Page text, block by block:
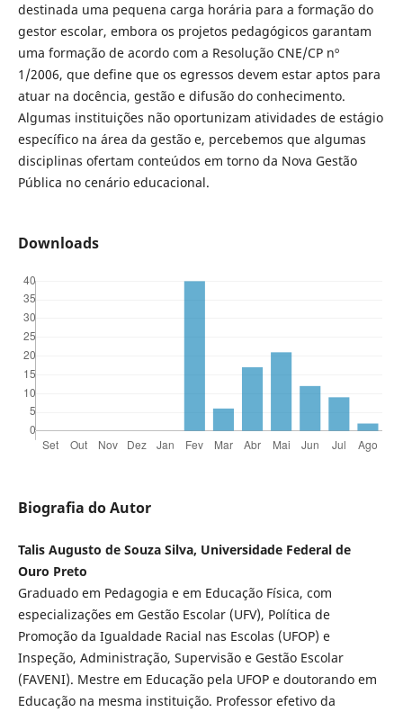
destinada uma pequena carga horária para a formação do
gestor escolar, embora os projetos pedagógicos garantam
uma formação de acordo com a Resolução CNE/CP nº
1/2006, que define que os egressos devem estar aptos para
atuar na docência, gestão e difusão do conhecimento.
Algumas instituições não oportunizam atividades de estágio
específico na área da gestão e, percebemos que algumas
disciplinas ofertam conteúdos em torno da Nova Gestão
Pública no cenário educacional.
Downloads
Biografia do Autor
Talis Augusto de Souza Silva, Universidade Federal de
Ouro Preto
Graduado em Pedagogia e em Educação Física, com
especializações em Gestão Escolar (UFV), Política de
Promoção da Igualdade Racial nas Escolas (UFOP) e
Inspeção, Administração, Supervisão e Gestão Escolar
(FAVENI). Mestre em Educação pela UFOP e doutorando em
Educação na mesma instituição. Professor efetivo da